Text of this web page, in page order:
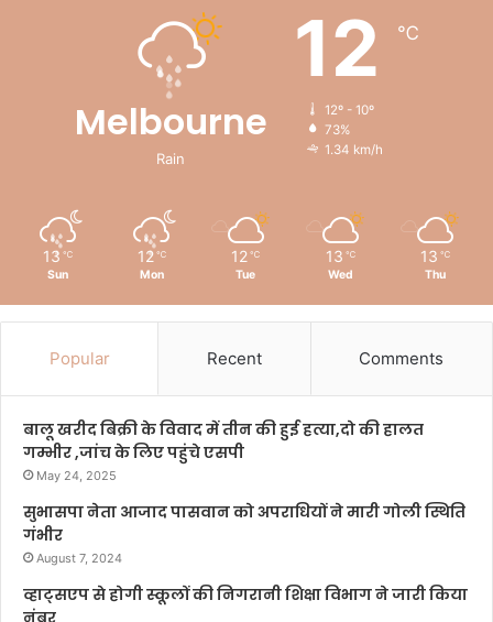
Melbourne
Rain
12 ℃
12º - 10º
73%
1.34 km/h
13 ℃
Sun
12 ℃
Mon
12 ℃
Tue
13 ℃
Wed
13 ℃
Thu
Popular Recent Comments
बालू खरीद बिक्री के विवाद में तीन की हुई हत्या,दो की हालत
गम्भीर ,जांच के लिए पहुंचे एसपी
May 24, 2025
सुभासपा नेता आजाद पासवान को अपराधियों ने मारी गोली स्थिति
गंभीर
August 7, 2024
व्हाट्सएप से होगी स्कूलों की निगरानी शिक्षा विभाग ने जारी किया